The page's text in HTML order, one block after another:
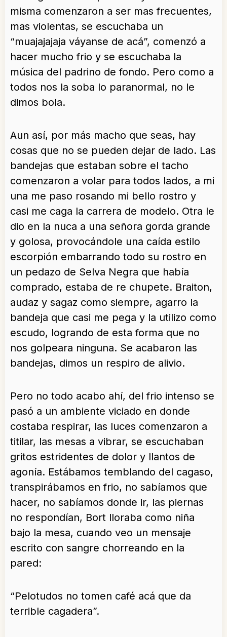
misma comenzaron a ser mas frecuentes,
mas violentas, se escuchaba un
“muajajajaja váyanse de acá”, comenzó a
hacer mucho frio y se escuchaba la
música del padrino de fondo. Pero como a
todos nos la soba lo paranormal, no le
dimos bola.
Aun así, por más macho que seas, hay
cosas que no se pueden dejar de lado. Las
bandejas que estaban sobre el tacho
comenzaron a volar para todos lados, a mi
una me paso rosando mi bello rostro y
casi me caga la carrera de modelo. Otra le
dio en la nuca a una señora gorda grande
y golosa, provocándole una caída estilo
escorpión embarrando todo su rostro en
un pedazo de Selva Negra que había
comprado, estaba de re chupete. Braiton,
audaz y sagaz como siempre, agarro la
bandeja que casi me pega y la utilizo como
escudo, logrando de esta forma que no
nos golpeara ninguna. Se acabaron las
bandejas, dimos un respiro de alivio.
Pero no todo acabo ahí, del frio intenso se
pasó a un ambiente viciado en donde
costaba respirar, las luces comenzaron a
titilar, las mesas a vibrar, se escuchaban
gritos estridentes de dolor y llantos de
agonía. Estábamos temblando del cagaso,
transpirábamos en frio, no sabíamos que
hacer, no sabíamos donde ir, las piernas
no respondían, Bort lloraba como niña
bajo la mesa, cuando veo un mensaje
escrito con sangre chorreando en la
pared:
“Pelotudos no tomen café acá que da
terrible cagadera”.